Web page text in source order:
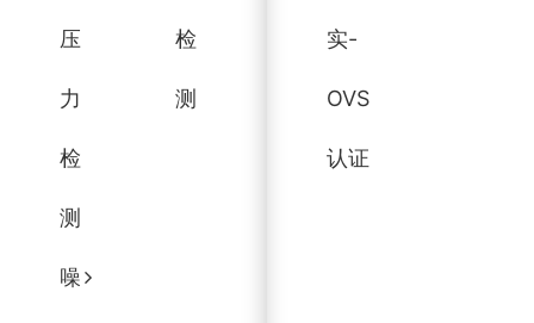
压
力
检
测
检
测
噪
实-
OVS
认证